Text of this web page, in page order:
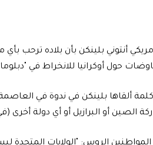
أنتوني بلينكن بأن بلاده ترحب
حول أوكرانيا للانخراط في
ألقاها بلينكن في ندوة في
الصين أو البرازيل أو أي دولة أخرى